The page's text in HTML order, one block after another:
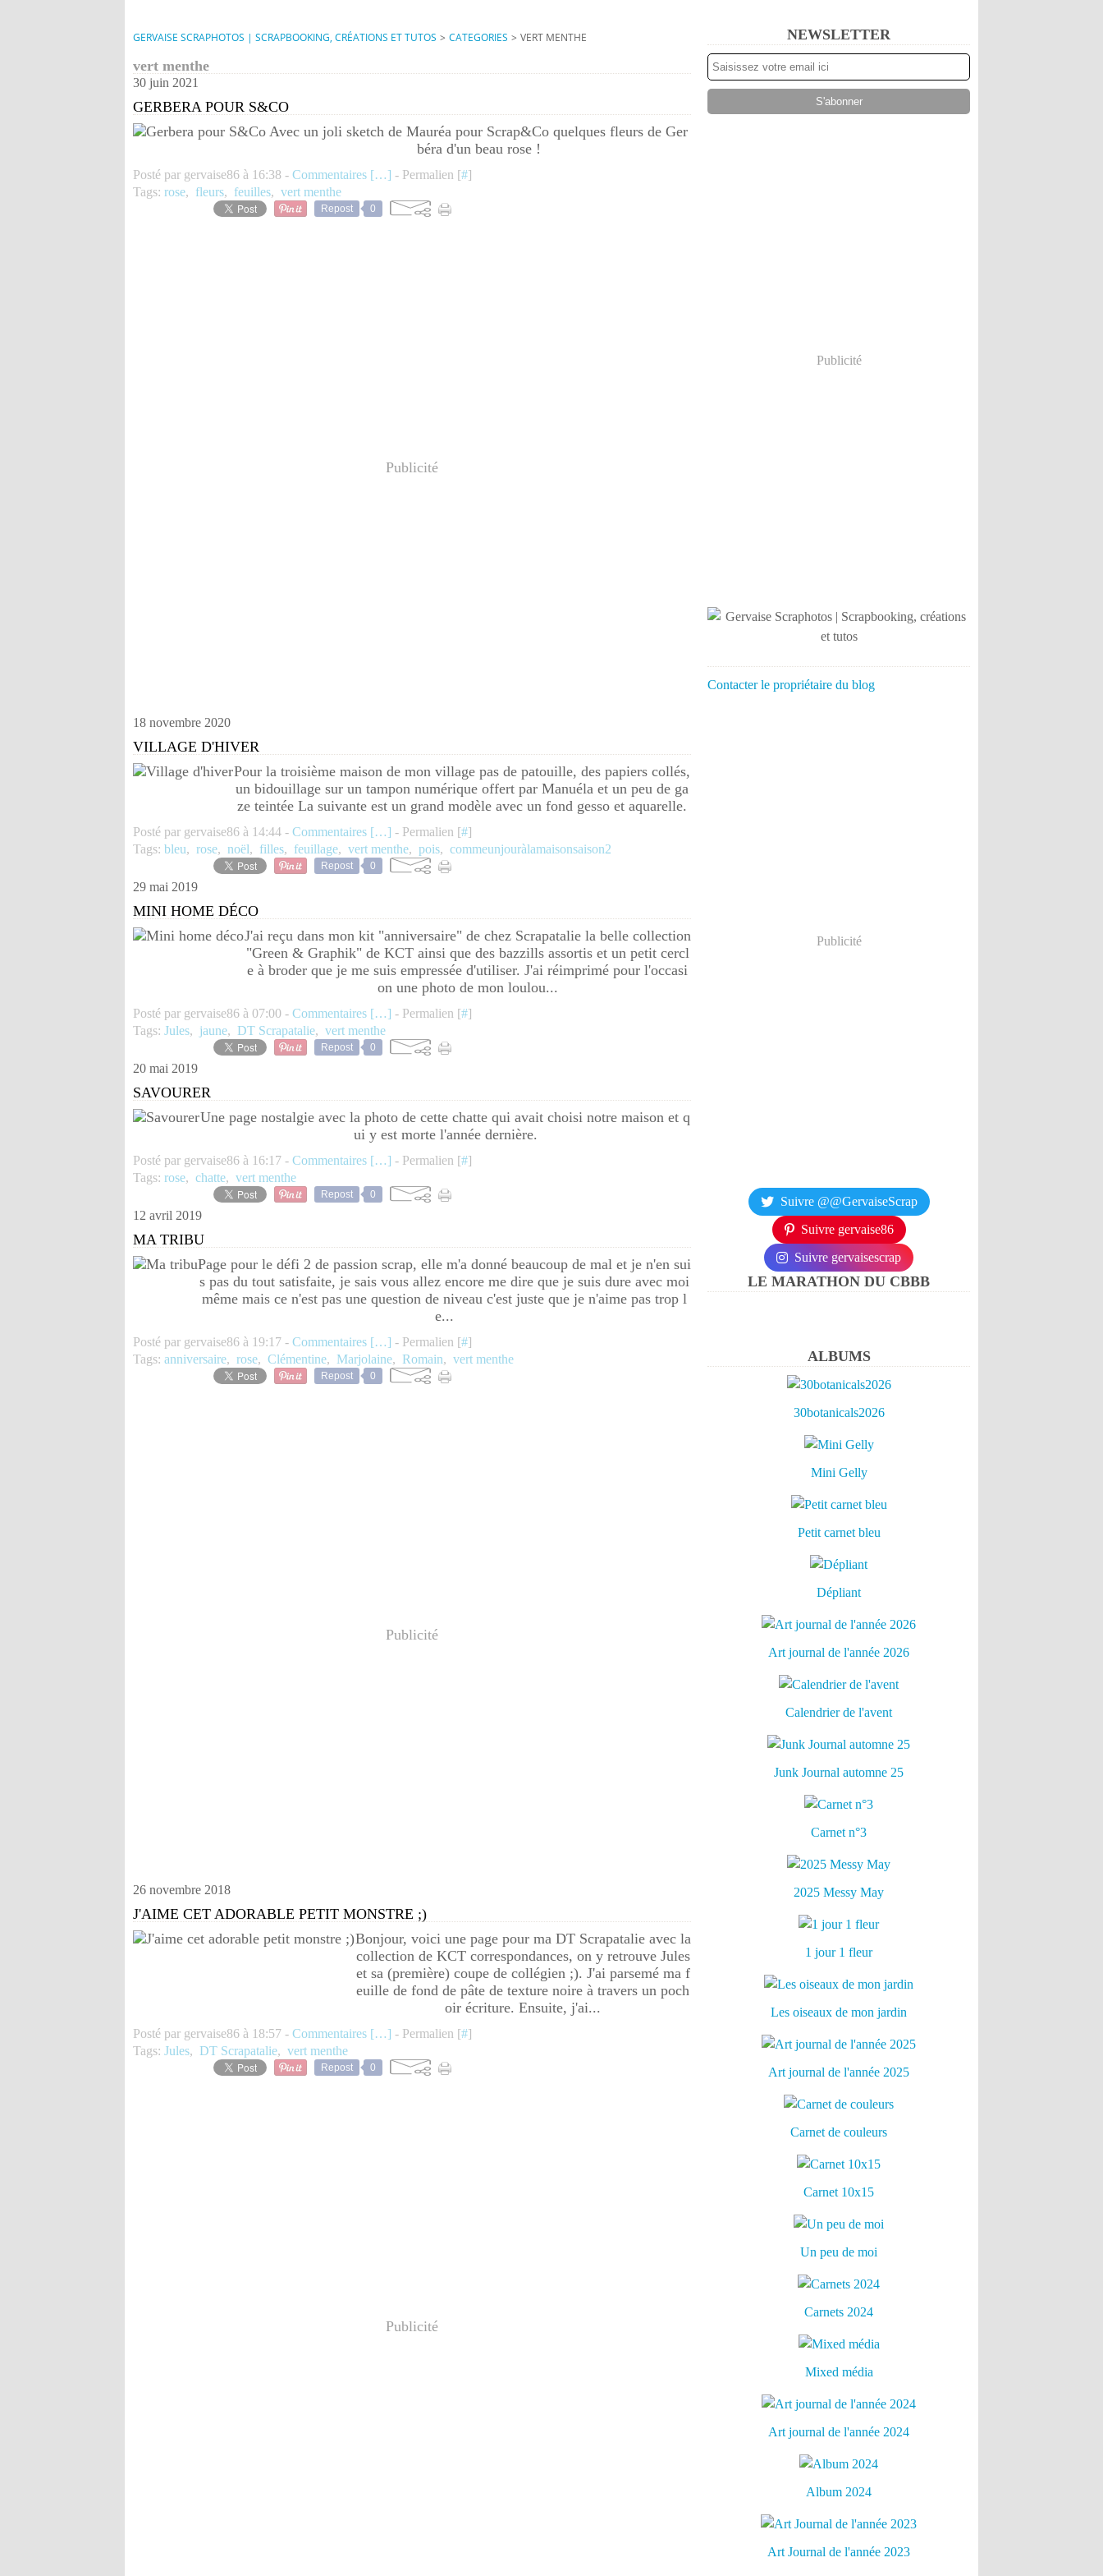
GERVAISE SCRAPHOTOS | SCRAPBOOKING, CRÉATIONS ET TUTOS > CATEGORIES > VERT MENTHE
vert menthe
30 juin 2021
GERBERA POUR S&CO
Avec un joli sketch de Mauréa pour Scrap&Co quelques fleurs de Ger
béra d'un beau rose !
Posté par gervaise86 à 16:38 - Commentaires […] - Permalien [#]
Tags: rose, fleurs, feuilles, vert menthe
Repost 0
Publicité
18 novembre 2020
VILLAGE D'HIVER
Pour la troisième maison de mon village pas de patouille, des papiers collés,
un bidouillage sur un tampon numérique offert par Manuéla et un peu de ga
ze teintée La suivante est un grand modèle avec un fond gesso et aquarelle.
Posté par gervaise86 à 14:44 - Commentaires […] - Permalien [#]
Tags: bleu, rose, noël, filles, feuillage, vert menthe, pois, commeunjouràlamaisonsaison2
Repost 0
29 mai 2019
MINI HOME DÉCO
J'ai reçu dans mon kit "anniversaire" de chez Scrapatalie la belle collection
"Green & Graphik" de KCT ainsi que des bazzills assortis et un petit cercl
e à broder que je me suis empressée d'utiliser. J'ai réimprimé pour l'occasi
on une photo de mon loulou...
Posté par gervaise86 à 07:00 - Commentaires […] - Permalien [#]
Tags: Jules, jaune, DT Scrapatalie, vert menthe
Repost 0
20 mai 2019
SAVOURER
Une page nostalgie avec la photo de cette chatte qui avait choisi notre maison et q
ui y est morte l'année dernière.
Posté par gervaise86 à 16:17 - Commentaires […] - Permalien [#]
Tags: rose, chatte, vert menthe
Repost 0
12 avril 2019
MA TRIBU
Page pour le défi 2 de passion scrap, elle m'a donné beaucoup de mal et je n'en sui
s pas du tout satisfaite, je sais vous allez encore me dire que je suis dure avec moi
même mais ce n'est pas une question de niveau c'est juste que je n'aime pas trop l
e...
Posté par gervaise86 à 19:17 - Commentaires […] - Permalien [#]
Tags: anniversaire, rose, Clémentine, Marjolaine, Romain, vert menthe
Repost 0
Publicité
26 novembre 2018
J'AIME CET ADORABLE PETIT MONSTRE ;)
Bonjour, voici une page pour ma DT Scrapatalie avec la
collection de KCT correspondances, on y retrouve Jules
et sa (première) coupe de collégien ;). J'ai parsemé ma f
euille de fond de pâte de texture noire à travers un poch
oir écriture. Ensuite, j'ai...
Posté par gervaise86 à 18:57 - Commentaires […] - Permalien [#]
Tags: Jules, DT Scrapatalie, vert menthe
Repost 0
Publicité
NEWSLETTER
Publicité
Contacter le propriétaire du blog
Publicité
Suivre @@GervaiseScrap
Suivre gervaise86
Suivre gervaisescrap
LE MARATHON DU CBBB
ALBUMS
30botanicals2026
Mini Gelly
Petit carnet bleu
Dépliant
Art journal de l'année 2026
Calendrier de l'avent
Junk Journal automne 25
Carnet n°3
2025 Messy May
1 jour 1 fleur
Les oiseaux de mon jardin
Art journal de l'année 2025
Carnet de couleurs
Carnet 10x15
Un peu de moi
Carnets 2024
Mixed média
Art journal de l'année 2024
Album 2024
Art Journal de l'année 2023